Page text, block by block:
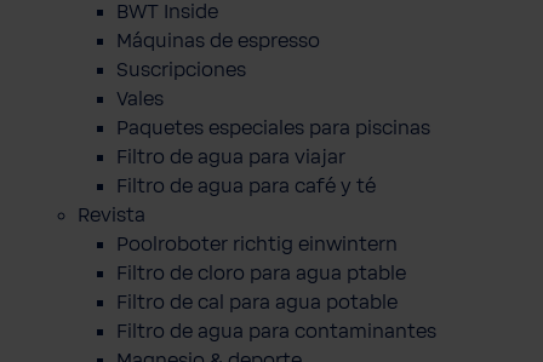
BWT Inside
Máquinas de espresso
Suscripciones
Vales
Paquetes especiales para piscinas
Filtro de agua para viajar
Filtro de agua para café y té
Revista
Poolroboter richtig einwintern
Filtro de cloro para agua ptable
Filtro de cal para agua potable
Filtro de agua para contaminantes